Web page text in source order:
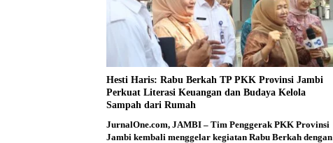
Hesti Haris: Rabu Berkah TP PKK Provinsi Jambi
Perkuat Literasi Keuangan dan Budaya Kelola
Sampah dari Rumah
JurnalOne.com, JAMBI – Tim Penggerak PKK Provinsi
Jambi kembali menggelar kegiatan Rabu Berkah dengan